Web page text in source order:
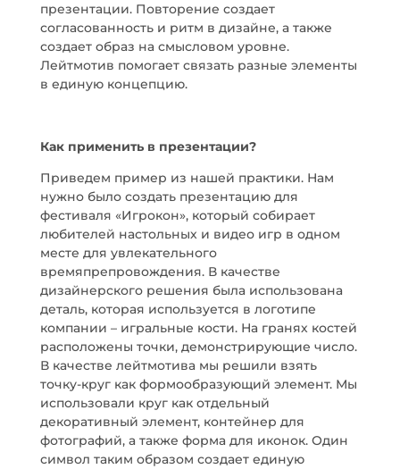
презентации. Повторение создает
согласованность и ритм в дизайне, а также
создает образ на смысловом уровне.
Лейтмотив помогает связать разные элементы
в единую концепцию.
Как применить в презентации?
Приведем пример из нашей практики. Нам
нужно было создать презентацию для
фестиваля «Игрокон», который собирает
любителей настольных и видео игр в одном
месте для увлекательного
времяпрепровождения. В качестве
дизайнерского решения была использована
деталь, которая используется в логотипе
компании – игральные кости. На гранях костей
расположены точки, демонстрирующие число.
В качестве лейтмотива мы решили взять
точку-круг как формообразующий элемент. Мы
использовали круг как отдельный
декоративный элемент, контейнер для
фотографий, а также форма для иконок. Один
символ таким образом создает единую